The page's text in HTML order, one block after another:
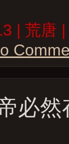
| 荒唐
必然